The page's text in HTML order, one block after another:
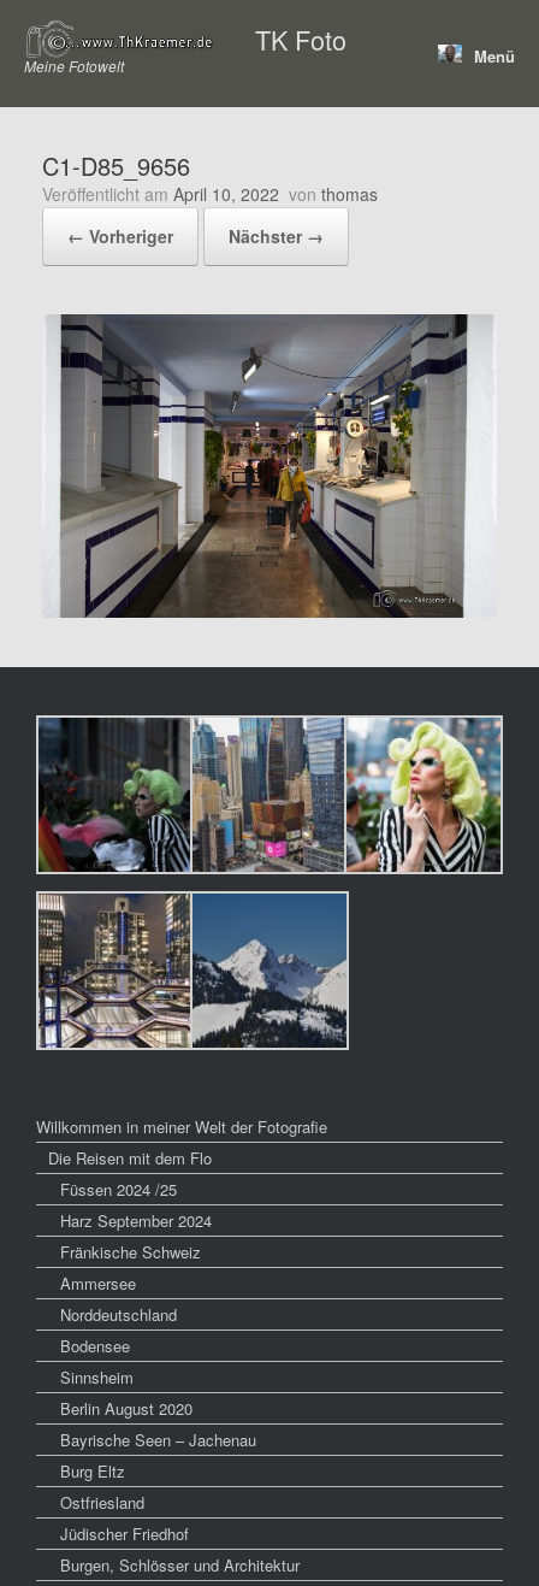
Inhalt
springen
TK Foto
Meine Fotowelt Menü
C1-D85_9656
Veröffentlicht am April 10, 2022 von thomas
← Vorheriger
Nächster →
Willkommen in meiner Welt der Fotografie
Die Reisen mit dem Flo
Füssen 2024 /25
Harz September 2024
Fränkische Schweiz
Ammersee
Norddeutschland
Bodensee
Sinnsheim
Berlin August 2020
Bayrische Seen – Jachenau
Burg Eltz
Ostfriesland
Jüdischer Friedhof
Burgen, Schlösser und Architektur